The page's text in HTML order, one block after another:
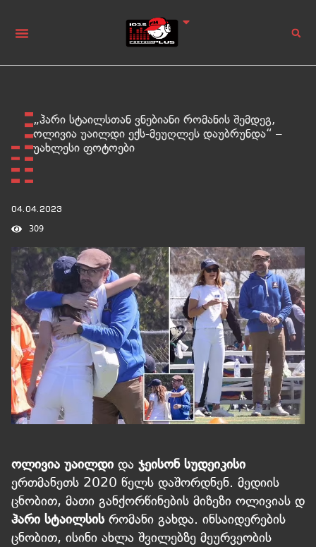
„ჰარი სტაილსთან ვნებიანი რომანის შემდეგ,
ოლივია უაილდი ექს-მეუღლეს დაუბრუნდა“ –
უახლესი ფოტოები
04.04.2023
309
ოლივია უაილდი და ჯეისონ სუდეიკისი
ერთმანეთს 2020 წელს დაშორდნენ. მედიის
ცნობით, მათი განქორწინების მიზეზი ოლივიას დ
ჰარი სტაილსისრომანი გახდა. ინსაიდერების
ცნობით, ისინი ახლა შვილებზე მეურვეობის